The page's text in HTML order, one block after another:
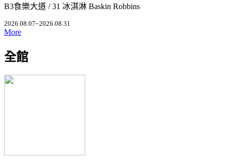
B3食樂大道 / 31 冰淇淋 Baskin Robbins
2026.08.07~2026.08.31
More
全館